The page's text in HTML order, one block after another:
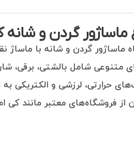
ماساژور گردن و شانه
ماساژور گردن و شانه با
متنوعی شامل بالشتی، برقی،
حرارتی، لرزشی و الکتریکی
از فروشگاه‌های معتبر مانند کی